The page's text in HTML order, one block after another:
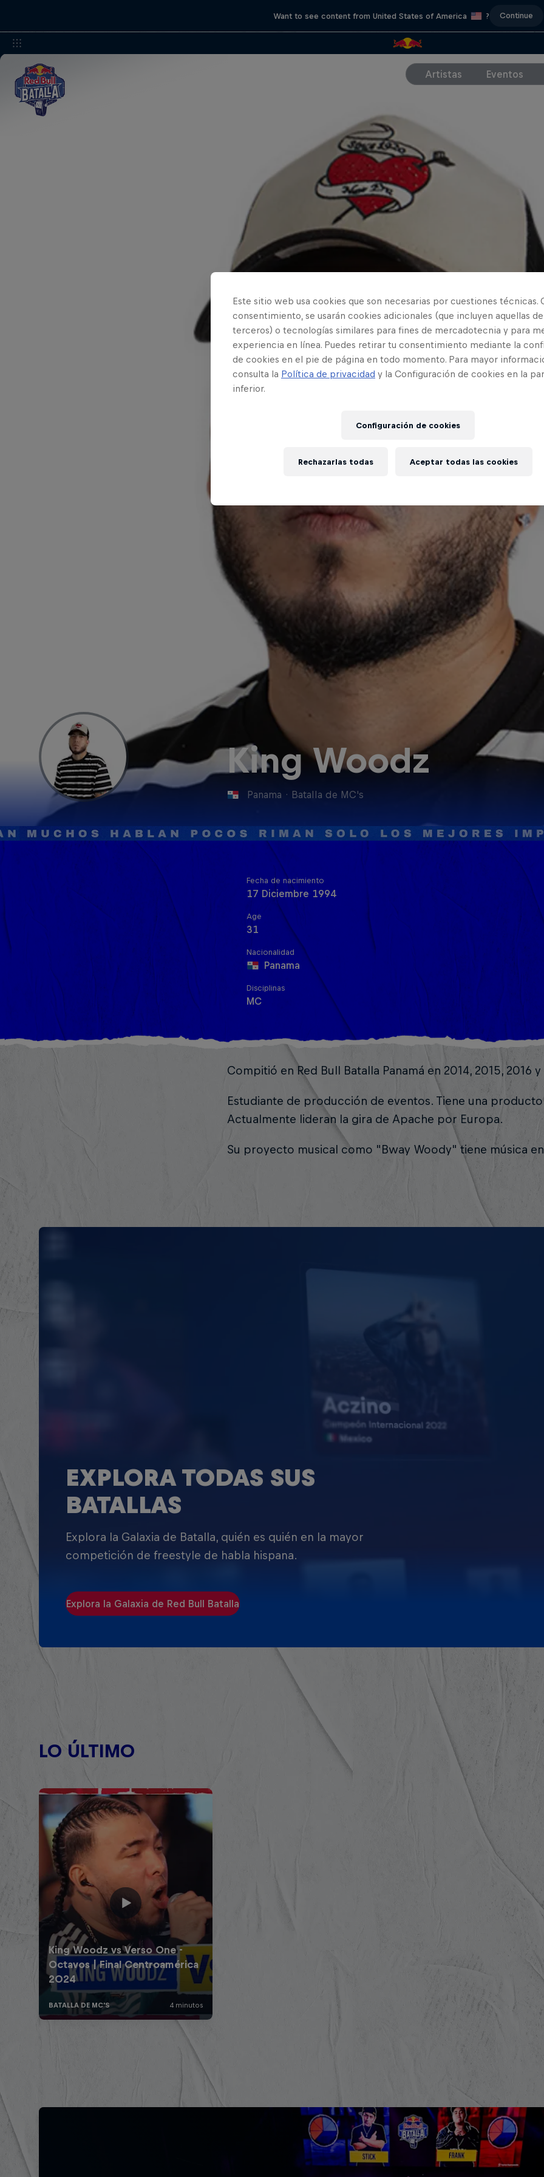
Want to see content from United States of America ? Continue
Artistas Eventos
King Woodz
Panama · Batalla de MC's
Fecha de nacimiento
17 Diciembre 1994
Age
31
Nacionalidad
Panama
Disciplinas
MC
Compitió en Red Bull Batalla Panamá en 2014, 2015, 2016 y
Estudiante de producción de eventos. Tiene una
Actualmente lideran la gira de Apache por Europa.
Su proyecto musical como "Bway Woody" tiene música
EXPLORA TODAS SUS
BATALLAS
Explora la Galaxia de Batalla, quién es quién en la mayor
competición de freestyle de habla hispana.
Explora la Galaxia de Red Bull Batalla
LO ÚLTIMO
Este sitio web usa cookies que son necesarias por cuestiones técnicas.
consentimiento, se usarán cookies adicionales (que incluyen aquellas de
terceros) o tecnologías similares para fines de mercadotecnia y para
experiencia en línea. Puedes retirar tu consentimiento mediante la
de cookies en el pie de página en todo momento. Para mayor
consulta la Política de privacidad y la Configuración de cookies en la
inferior.
Configuración de cookies
Rechazarlas todas Aceptar todas las cookies